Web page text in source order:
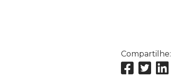
Compartilhe: